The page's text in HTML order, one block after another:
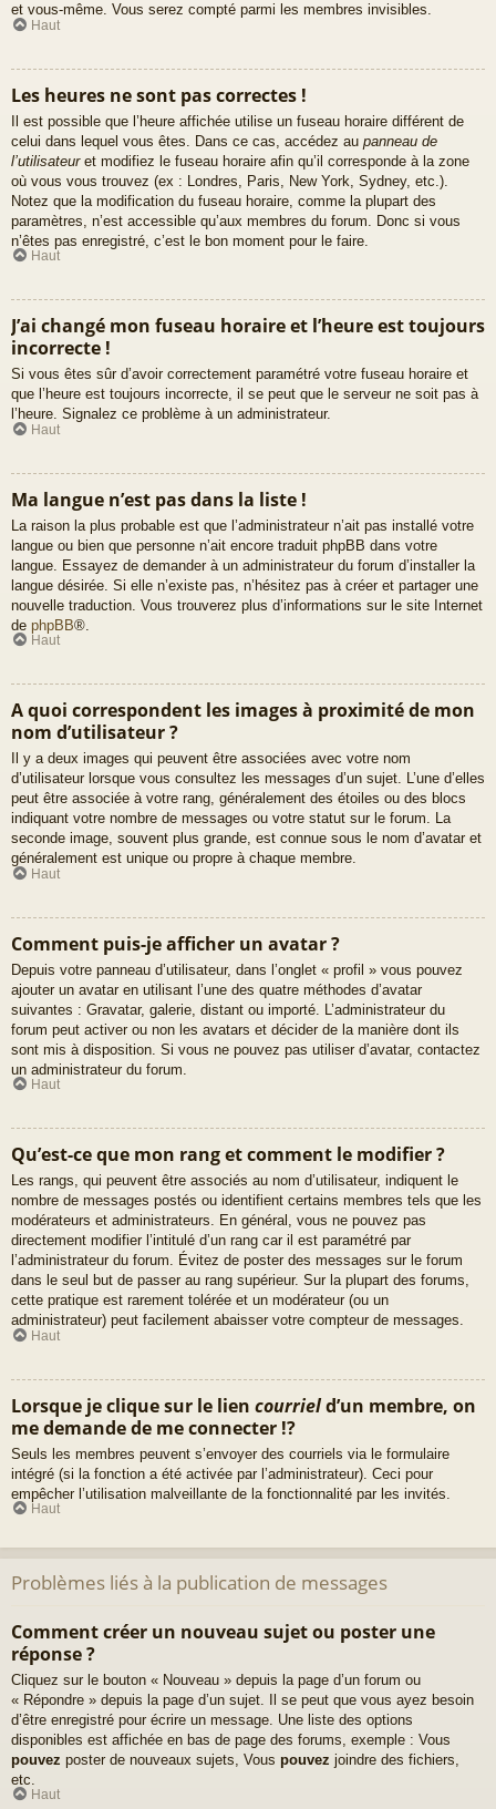
et vous-même. Vous serez compté parmi les membres invisibles.
Haut
Les heures ne sont pas correctes !
Il est possible que l’heure affichée utilise un fuseau horaire différent de
celui dans lequel vous êtes. Dans ce cas, accédez au panneau de
l’utilisateuret modifiez le fuseau horaire afin qu’il corresponde à la zone
où vous vous trouvez (ex : Londres, Paris, New York, Sydney, etc.).
Notez que la modification du fuseau horaire, comme la plupart des
paramètres, n’est accessible qu’aux membres du forum. Donc si vous
n’êtes pas enregistré, c’est le bon moment pour le faire.
Haut
J’ai changé mon fuseau horaire et l’heure est toujours
incorrecte !
Si vous êtes sûr d’avoir correctement paramétré votre fuseau horaire et
que l’heure est toujours incorrecte, il se peut que le serveur ne soit pas à
l’heure. Signalez ce problème à un administrateur.
Haut
Ma langue n’est pas dans la liste !
La raison la plus probable est que l’administrateur n’ait pas installé votre
langue ou bien que personne n’ait encore traduit phpBB dans votre
langue. Essayez de demander à un administrateur du forum d’installer la
langue désirée. Si elle n’existe pas, n’hésitez pas à créer et partager une
nouvelle traduction. Vous trouverez plus d’informations sur le site Internet
de phpBB®.
Haut
A quoi correspondent les images à proximité de mon
nom d’utilisateur ?
Il y a deux images qui peuvent être associées avec votre nom
d’utilisateur lorsque vous consultez les messages d’un sujet. L’une d’elles
peut être associée à votre rang, généralement des étoiles ou des blocs
indiquant votre nombre de messages ou votre statut sur le forum. La
seconde image, souvent plus grande, est connue sous le nom d’avatar et
généralement est unique ou propre à chaque membre.
Haut
Comment puis-je afficher un avatar ?
Depuis votre panneau d’utilisateur, dans l’onglet « profil » vous pouvez
ajouter un avatar en utilisant l’une des quatre méthodes d’avatar
suivantes : Gravatar, galerie, distant ou importé. L’administrateur du
forum peut activer ou non les avatars et décider de la manière dont ils
sont mis à disposition. Si vous ne pouvez pas utiliser d’avatar, contactez
un administrateur du forum.
Haut
Qu’est-ce que mon rang et comment le modifier ?
Les rangs, qui peuvent être associés au nom d’utilisateur, indiquent le
nombre de messages postés ou identifient certains membres tels que les
modérateurs et administrateurs. En général, vous ne pouvez pas
directement modifier l’intitulé d’un rang car il est paramétré par
l’administrateur du forum. Évitez de poster des messages sur le forum
dans le seul but de passer au rang supérieur. Sur la plupart des forums,
cette pratique est rarement tolérée et un modérateur (ou un
administrateur) peut facilement abaisser votre compteur de messages.
Haut
Lorsque je clique sur le lien courrield’un membre, on
me demande de me connecter !?
Seuls les membres peuvent s’envoyer des courriels via le formulaire
intégré (si la fonction a été activée par l’administrateur). Ceci pour
empêcher l’utilisation malveillante de la fonctionnalité par les invités.
Haut
Problèmes liés à la publication de messages
Comment créer un nouveau sujet ou poster une
réponse ?
Cliquez sur le bouton « Nouveau » depuis la page d’un forum ou
« Répondre » depuis la page d’un sujet. Il se peut que vous ayez besoin
d’être enregistré pour écrire un message. Une liste des options
disponibles est affichée en bas de page des forums, exemple : Vous
pouvez poster de nouveaux sujets, Vous pouvez joindre des fichiers,
etc.
Haut